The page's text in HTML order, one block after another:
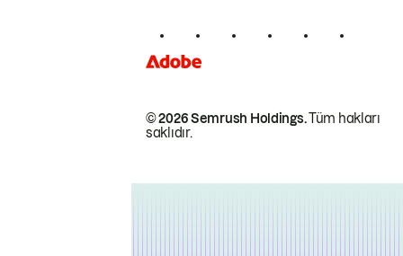
© 2026 Semrush Holdings.Tüm hakları
saklıdır.